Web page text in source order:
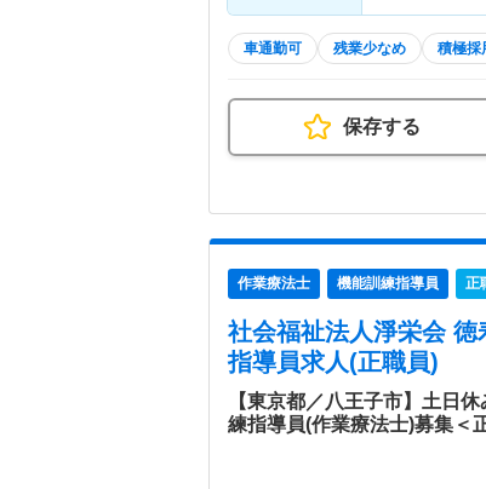
車通勤可 残業少なめ 積極採
保存する
作業療法士 機能訓練指導員 正
社会福祉法人淨栄会 徳
指導員求人(正職員)
【東京都／八王子市】土日
練指導員(作業療法士)募集＜